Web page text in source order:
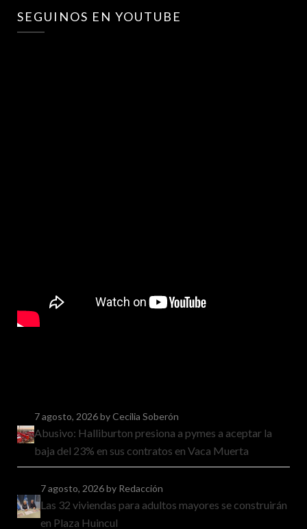
SEGUINOS EN YOUTUBE
7 agosto, 2026by Cecilia Soberón
Abusivo: Halliburton presiona a pymes a aceptar la
baja del 23% en sus contratos en Vaca Muerta
7 agosto, 2026by Redacción
Las 32 viviendas para adultos mayores se construirán
en Plaza Huincul